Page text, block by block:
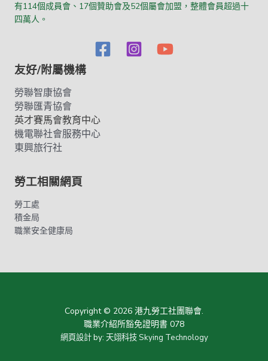
有114個成員會、17個贊助會及52個屬會加盟，整體會員超過十
四萬人。
友好/附屬機構
勞聯智康協會
勞聯匯青協會
英才賽馬會教育中心
機電聯社會服務中心
東興旅行社
勞工相關網頁
勞工處
積金局
職業安全健康局
Copyright © 2026 港九勞工社團聯會.
職業介紹所豁免證明書 078
網頁設計by: 天翊科技 Skying Technology